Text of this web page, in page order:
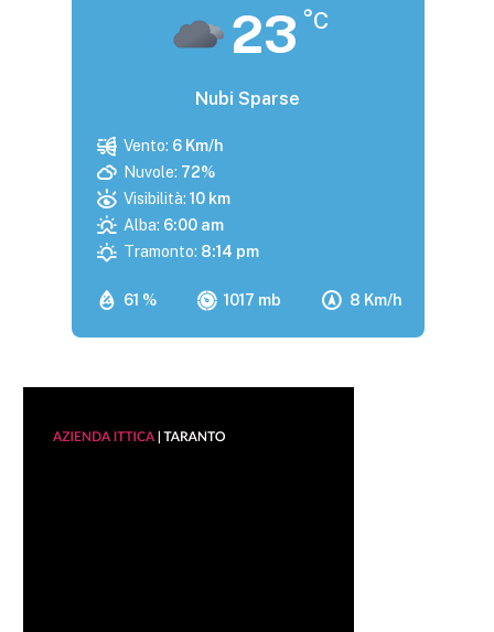
23 °C
Nubi Sparse
61 % 1017 mb 8 Km/h
Vento: 6 Km/h
Nuvole: 72%
Visibilità: 10 km
Alba: 6:00 am
Tramonto: 8:14 pm